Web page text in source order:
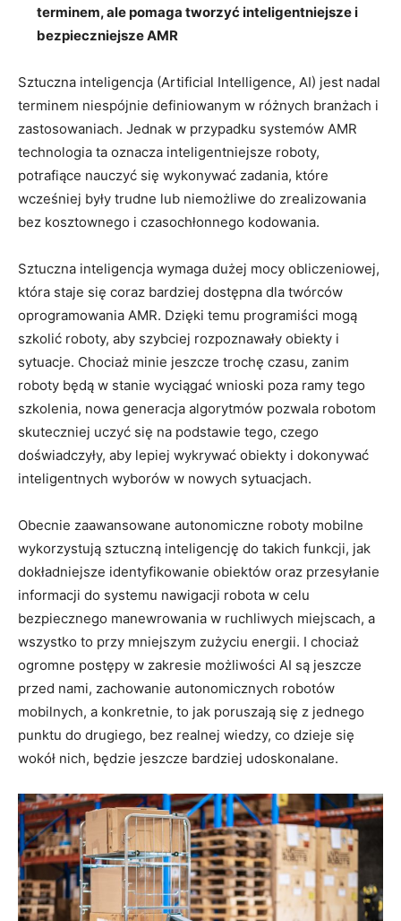
terminem, ale pomaga tworzyć inteligentniejsze i
bezpieczniejsze AMR
Sztuczna inteligencja (Artificial Intelligence, AI) jest nadal
terminem niespójnie definiowanym w różnych branżach i
zastosowaniach. Jednak w przypadku systemów AMR
technologia ta oznacza inteligentniejsze roboty,
potrafiące nauczyć się wykonywać zadania, które
wcześniej były trudne lub niemożliwe do zrealizowania
bez kosztownego i czasochłonnego kodowania.
Sztuczna inteligencja wymaga dużej mocy obliczeniowej,
która staje się coraz bardziej dostępna dla twórców
oprogramowania AMR. Dzięki temu programiści mogą
szkolić roboty, aby szybciej rozpoznawały obiekty i
sytuacje. Chociaż minie jeszcze trochę czasu, zanim
roboty będą w stanie wyciągać wnioski poza ramy tego
szkolenia, nowa generacja algorytmów pozwala robotom
skuteczniej uczyć się na podstawie tego, czego
doświadczyły, aby lepiej wykrywać obiekty i dokonywać
inteligentnych wyborów w nowych sytuacjach.
Obecnie zaawansowane autonomiczne roboty mobilne
wykorzystują sztuczną inteligencję do takich funkcji, jak
dokładniejsze identyfikowanie obiektów oraz przesyłanie
informacji do systemu nawigacji robota w celu
bezpiecznego manewrowania w ruchliwych miejscach, a
wszystko to przy mniejszym zużyciu energii. I chociaż
ogromne postępy w zakresie możliwości AI są jeszcze
przed nami, zachowanie autonomicznych robotów
mobilnych, a konkretnie, to jak poruszają się z jednego
punktu do drugiego, bez realnej wiedzy, co dzieje się
wokół nich, będzie jeszcze bardziej udoskonalane.